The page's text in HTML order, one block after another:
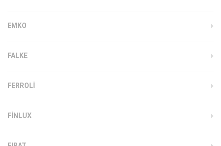
EMKO
FALKE
FERROLI
FINLUX